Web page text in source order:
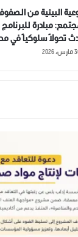
البيئية من
مبادرة
تحولاً سلوكياً في
2026